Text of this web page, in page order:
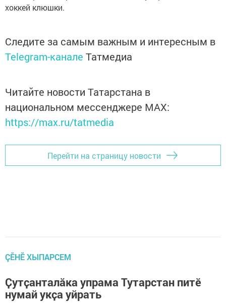
хоккей клюшки.
Следите за самым важным и интересным в
Telegram-канале Татмедиа
Читайте новости Татарстана в
национальном мессенджере MАХ:
https://max.ru/tatmedia
Перейти на страницу новости
ÇӖНӖ ХЫПАРСЕМ
Ҫутҫанталӑка упрама Тутарстан питӗ
нумай укҫа уйрать